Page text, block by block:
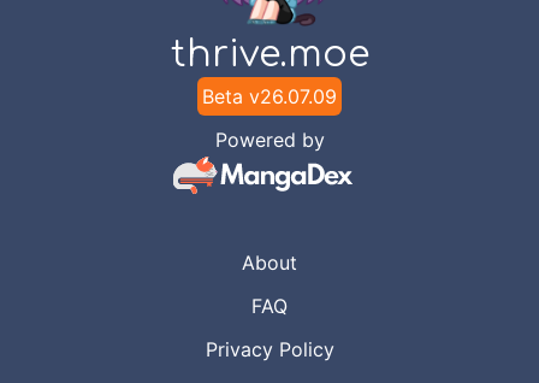
thrive.moe
Beta v26.07.09
Powered by
About
FAQ
Privacy Policy